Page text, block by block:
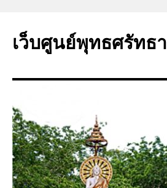
ยัง
เว็บศูนย์พุทธศรัทธา